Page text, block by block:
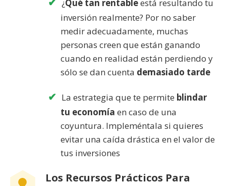
¿Qué tan rentableestá resultando tu
inversión realmente? Por no saber
medir adecuadamente, muchas
personas creen que están ganando
cuando en realidad están perdiendo y
sólo se dan cuenta demasiado tarde
La estrategia que te permite blindar
tu economía en caso de una
coyuntura. Impleméntala si quieres
evitar una caída drástica en el valor de
tus inversiones
Los Recursos Prácticos Para